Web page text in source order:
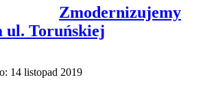
Zmodernizujemy
ul. Toruńskiej
14 listopad 2019